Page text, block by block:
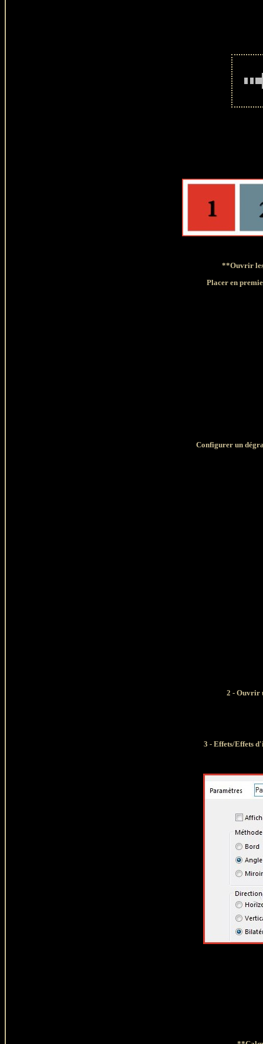
**Ouvrir les
Placer en
Configurer un
2 - Ouvrir
3 - Effets/Effets